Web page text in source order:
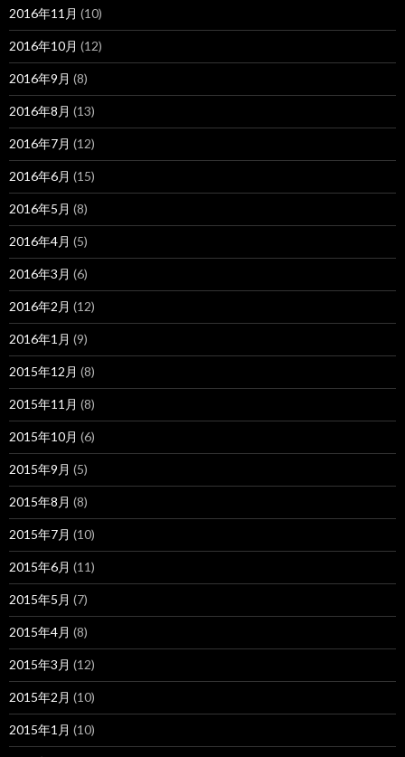
2016年11月 (10)
2016年10月 (12)
2016年9月 (8)
2016年8月 (13)
2016年7月 (12)
2016年6月 (15)
2016年5月 (8)
2016年4月 (5)
2016年3月 (6)
2016年2月 (12)
2016年1月 (9)
2015年12月 (8)
2015年11月 (8)
2015年10月 (6)
2015年9月 (5)
2015年8月 (8)
2015年7月 (10)
2015年6月 (11)
2015年5月 (7)
2015年4月 (8)
2015年3月 (12)
2015年2月 (10)
2015年1月 (10)